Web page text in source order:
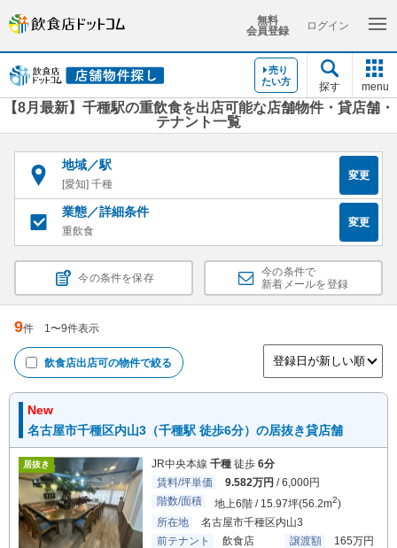
無料
会員登録
ログイン
売り
たい方
探す menu
【8月最新】千種駅の重飲食を出店可能な店舗物件・貸店舗・
テナント一覧
地域／駅
[愛知] 千種
変更
業態／詳細条件
重飲食
変更
今の条件を保存
今の条件で
新着メールを登録
9件 1〜9件表示
飲食店出店可の物件で絞る
New
名古屋市千種区内山3（千種駅 徒歩6分）の居抜き貸店舗
居抜き JR中央本線 千種 徒歩 6分
賃料/坪単価
9.582万円 / 6,000円
階数/面積
地上6階 / 15.97坪(56.2m2)
所在地
名古屋市千種区内山3
前テナント
飲食店 譲渡額 165万円